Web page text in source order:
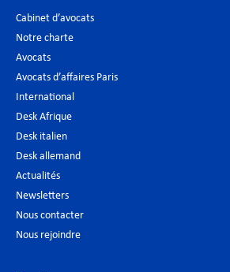
Cabinet d’avocats
Notre charte
Avocats
Avocats d’affaires Paris
International
Desk Afrique
Desk italien
Desk allemand
Actualités
Newsletters
Nous contacter
Nous rejoindre